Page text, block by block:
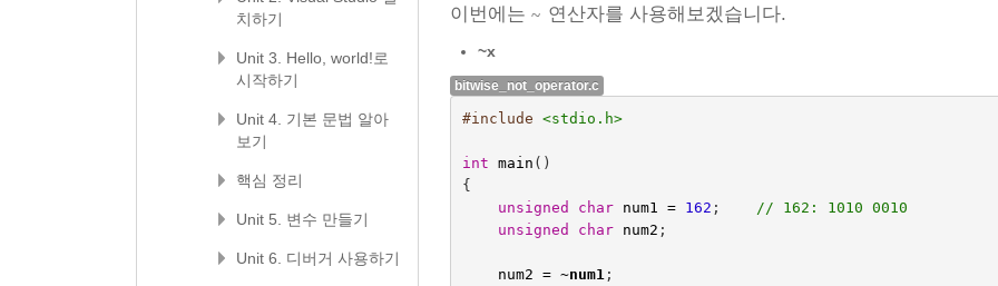
이번에는~ 연산자를 사용해보겠습니다.
~x
bitwise_not_operator.c
#include <stdio.h>
int main ()
{
unsigned
char num1 = 162 ;
// 162: 1010 0010
unsigned
char num2 ;
num2 = ~num1 ;
치하기
Unit 3. Hello, world!로
시작하기
Unit 4. 기본 문법 알아
보기
핵심 정리
Unit 5. 변수 만들기
Unit 6. 디버거 사용하기